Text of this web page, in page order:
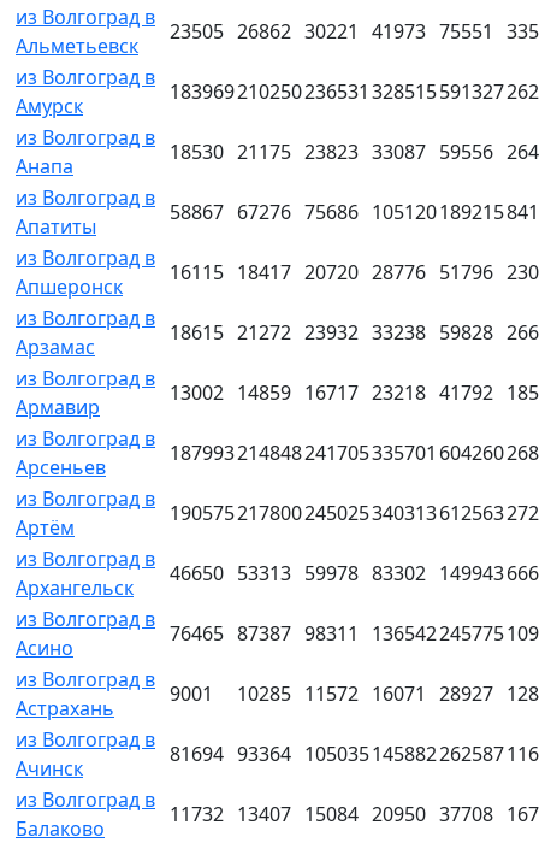
из Волгоград в
Альметьевск
23505 26862 30221 41973 75551
из Волгоград в
Амурск
183969210250236531 328515591327
из Волгоград в
Анапа
18530 21175 23823 33087 59556
из Волгоград в
Апатиты
58867 67276 75686 105120189215
из Волгоград в
Апшеронск
16115 18417 20720 28776 51796
из Волгоград в
Арзамас
18615 21272 23932 33238 59828
из Волгоград в
Армавир
13002 14859 16717 23218 41792
из Волгоград в
Арсеньев
187993214848241705335701 604260
из Волгоград в
Артём
190575217800245025340313612563
из Волгоград в
Архангельск
46650 53313 59978 83302 149943
из Волгоград в
Асино
76465 87387 98311 136542245775
из Волгоград в
Астрахань
9001 10285 11572 16071 28927
из Волгоград в
Ачинск
81694 93364 105035145882262587
из Волгоград в
Балаково
11732 13407 15084 20950 37708